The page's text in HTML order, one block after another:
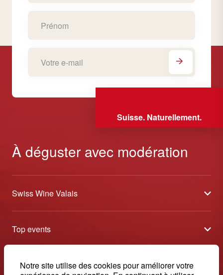
Notre site utilise des cookies pour améliorer votre
Suisse. Naturellement.
À déguster avec modération
Swiss Wine Valais
À propos
Blog
Contact
Top events
Caves Ouvertes
Tavolata
Contact